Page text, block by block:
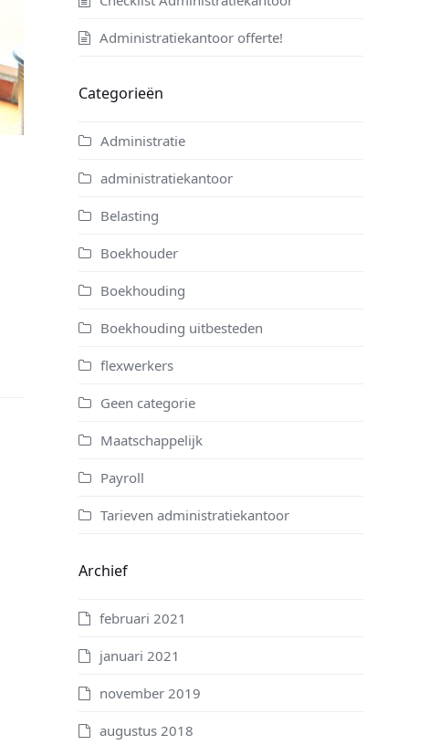
Administratiekantoor offerte!
Categorieën
Administratie
administratiekantoor
Belasting
Boekhouder
Boekhouding
Boekhouding uitbesteden
flexwerkers
Geen categorie
Maatschappelijk
Payroll
Tarieven administratiekantoor
Archief
februari 2021
januari 2021
november 2019
augustus 2018